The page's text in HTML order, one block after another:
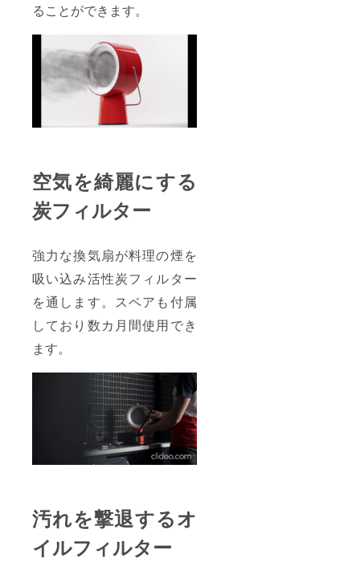
ることができます。
空気を綺麗にする
炭フィルター
強力な換気扇が料理の煙を
吸い込み活性炭フィルター
を通します。スペアも付属
しており数カ月間使用でき
ます。
汚れを撃退するオ
イルフィルター